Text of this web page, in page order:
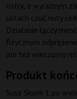
ostry, z wyraźnym
ustach czuć nuty
Działanie łączy
fizycznym
ale też wieczorny
Produkt
Susz Skunk 1 po